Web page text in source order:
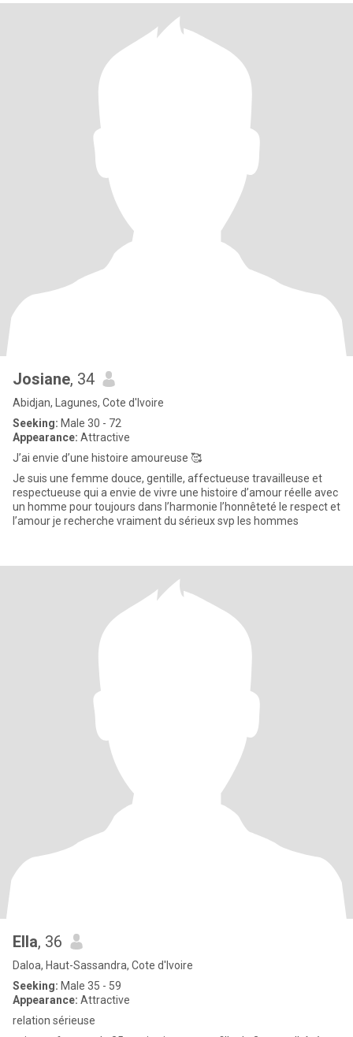
Josiane, 34
Abidjan, Lagunes, Cote d'Ivoire
Seeking: Male 30 - 72
Appearance: Attractive
J’ai envie d’une histoire amoureuse 🥰
Je suis une femme douce, gentille, affectueuse travailleuse et
respectueuse qui a envie de vivre une histoire d’amour réelle avec
un homme pour toujours dans l’harmonie l’honnêteté le respect et
l’amour je recherche vraiment du sérieux svp les hommes
Ella, 36
Daloa, Haut-Sassandra, Cote d'Ivoire
Seeking: Male 35 - 59
Appearance: Attractive
relation sérieuse